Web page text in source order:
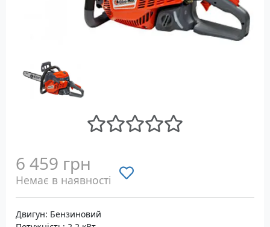
6 459 грн
Немає в наявності
Двигун: Бензиновий